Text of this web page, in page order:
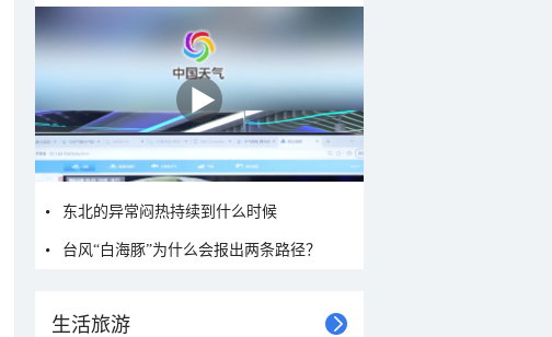
东北的异常闷热持续到什么时候
台风“白海豚”为什么会报出两条路径？
生活旅游